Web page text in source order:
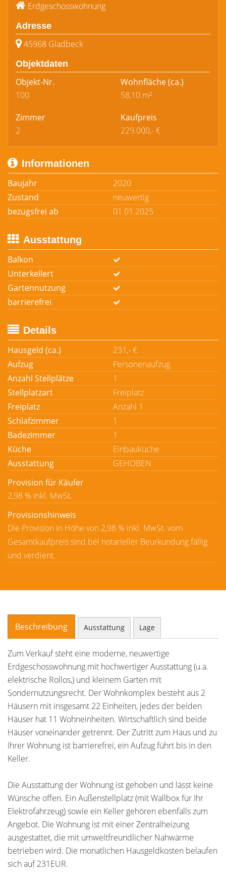
Erdgeschosswohnung
Adresse
45968 Gladbeck
Objektdaten
Objekt-Nr.
100
Wohnfläche(ca.)
58,10 m²
Zimmer
2
Kaufpreis
229.000,- €
Informationen
Baujahr
2020
Zustand
neuwertig
bezugsfrei ab
01.01.2025
Ausstattung
Balkon
Unterkellert
Gartennutzung
barrierefrei
Details
Hausgeld (ca.)
231,- €
Aufzug
Personenaufzug
Anzahl Stellplätze
1
Stellplatzart
Freiplatz
Freiplatz
Anzahl 1
Schlafzimmer
1
Badezimmer
1
Küche
Einbauküche
Ausstattung
GEHOBEN
Provision für Käufer
2,98 % inkl. MwSt.
Provisionshinweis
Die Provision in Höhe von 2,98 % inkl. MwSt. vom
Gesamtkaufpreis sind bei notarieller Beurkundung fällig
und verdient.
Beschreibung Ausstattung Lage
Zum Verkauf steht eine moderne, neuwertige
Erdgeschosswohnung mit hochwertiger Ausstattung (u.a.
elektrische Rollos,) und kleinem Garten mit
Sondernutzungsrecht. Der Wohnkomplex besteht aus 2
Häusern mit insgesamt 22 Einheiten, jedes der beiden
Häuser hat 11 Wohneinheiten. Wirtschaftlich sind beide
Häuser voneinander getrennt. Der Zutritt zum Haus und zu
Ihrer Wohnung ist barrierefrei, ein Aufzug führt bis in den
Keller.
Die Ausstattung der Wohnung ist gehoben und lässt keine
Wünsche offen. Ein Außenstellplatz (mit Wallbox für Ihr
Elektrofahrzeug) sowie ein Keller gehören ebenfalls zum
Angebot. Die Wohnung ist mit einer Zentralheizung
ausgestattet, die mit umweltfreundlicher Nahwärme
betrieben wird. Die monatlichen Hausgeldkosten belaufen
sich auf 231EUR.